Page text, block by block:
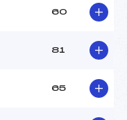
76.1200
Min->Mas
60
81
65